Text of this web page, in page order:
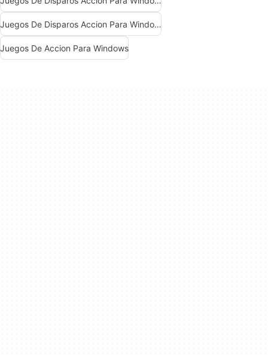
Juegos De Disparos Accion Para Windows 10
Juegos De Accion Para Windows